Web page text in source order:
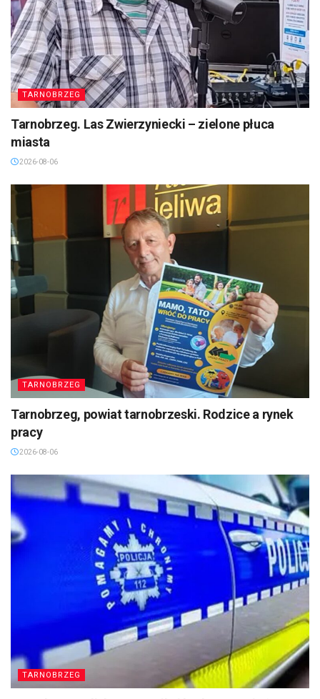
TARNOBRZEG
Tarnobrzeg. Las Zwierzyniecki – zielone płuca
miasta
2026-08-06
TARNOBRZEG
Tarnobrzeg, powiat tarnobrzeski. Rodzice a rynek
pracy
2026-08-06
TARNOBRZEG